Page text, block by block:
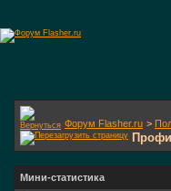
Форум Flasher.ru >
Мини-статистика